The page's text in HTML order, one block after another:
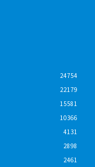
24754
22179
15581
10366
4131
2898
2461